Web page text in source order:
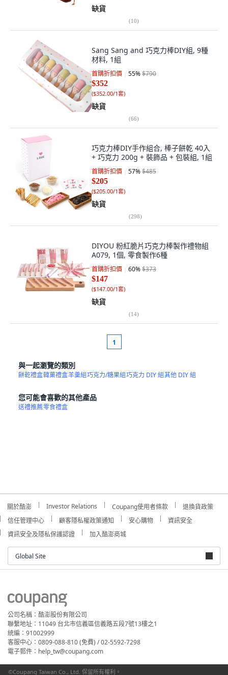
缺貨
(10)
Sang Sang and 巧克力棒DIY組, 9種
材料, 1組
首購折扣價 55%$790
$352
($352.00/1套)
缺貨
(66)
巧克力棒DIY手作組合, 棒子餅乾 40入
+ 巧克力 200g + 裝飾品 + 包裝組, 1組
首購折扣價 57%$485
$205
($205.00/1套)
缺貨
(298)
DIYOU 粉紅脆片巧克力棒製作禮物組
A079, 1個, 零食製作6種
首購折扣價 60%$373
$147
($147.00/1套)
缺貨
(14)
1
與一起瀏覽的類別
餅乾禮盒韓菓禮盒羊羹組巧克力/糖果組巧克力 DIY 組其他 DIY 組
您可能會喜歡的其他產品
送禮推薦零食禮盒
關於酷澎 Investor Relations Coupang使用者條款
退換貨政策
信任管理中心
顧客隱私權政策通知 安心購物
資訊安全
資訊安全及隱私保護認證
加入酷澎商城
Global Site
公司名稱：酷澎股份有限公司
聯繫地址：11049 台北市信義區信義路五段7號13樓之1
統編：91002999
客服中心：0809-088-810 (免費) / 02-5592-7298
電子郵件：help_tw@coupang.com
©Coupang Taiwan Co., Ltd. 保留所有權利。